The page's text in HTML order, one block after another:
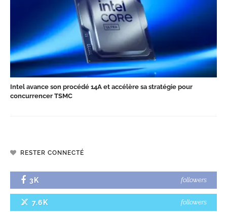
Intel avance son procédé 14A et accélère sa stratégie pour
concurrencer TSMC
RESTER CONNECTÉ
3K followers
7.6K followers